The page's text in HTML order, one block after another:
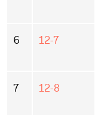
6 12-7
7 12-8